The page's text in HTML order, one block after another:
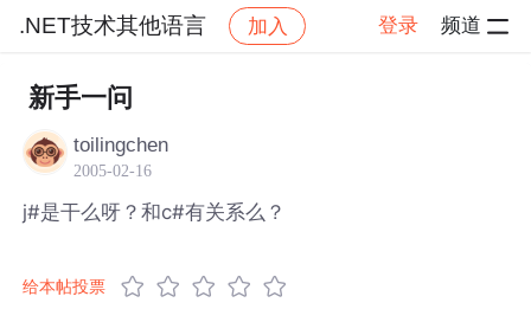
.NET技术其他语言 加入 登录 频道
社区 .NET技术其他语言
新手一问
toilingchen
2005-02-16
j#是干么呀？和c#有关系么？
给本帖投票